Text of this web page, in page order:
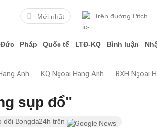
Mới nhất Trên đường Pitch
Đức Pháp Quốc tế LTĐ-KQ Bình luận
Anh KQ Ngoại Hạng Anh BXH Ngoại
sụp đổ"
dõi Bongda24h trên